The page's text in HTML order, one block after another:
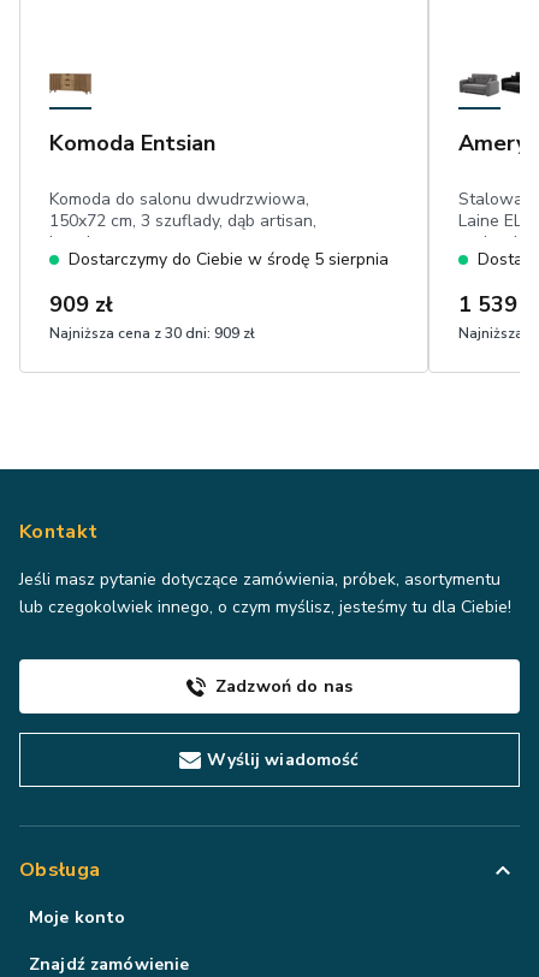
Komoda Entsian
Komoda do salonu dwudrzwiowa,
150x72 cm, 3 szuflady, dąb artisan,
lamele
Dostarczymy do Ciebie w środę 5 sierpnia
909 zł
Najniższa cena z 30 dni: 909 zł
Stalowa
Laine
ścieranie
1 539
Najniższa
Kontakt
Jeśli masz pytanie dotyczące zamówienia, próbek, asortymentu
lub czegokolwiek innego, o czym myślisz, jesteśmy tu dla Ciebie!
Zadzwoń do nas
Wyślij wiadomość
Obsługa
Moje konto
Znajdź zamówienie